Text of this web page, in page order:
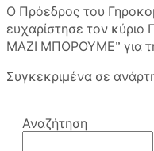
Ο Πρόεδρος του
ευχαρίστησε τον κύριο
ΜΑΖΙ ΜΠΟΡΟΥΜΕ” για
Συγκεκριμένα σε
Αναζήτηση